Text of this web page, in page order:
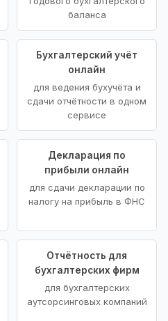
баланса
Бухгалтерский учёт
онлайн
для ведения бухучёта и
сдачи отчётности в одном
сервисе
Декларация по
прибыли онлайн
для сдачи декларации по
налогу на прибыль в ФНС
Отчётность для
бухгалтерских фирм
для бухгалтерских
аутсорсинговых компаний